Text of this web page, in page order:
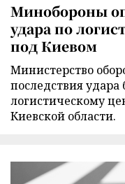
Минобороны
удара по
под Киевом
Министерство
последствия
логистическому
Киевской области.